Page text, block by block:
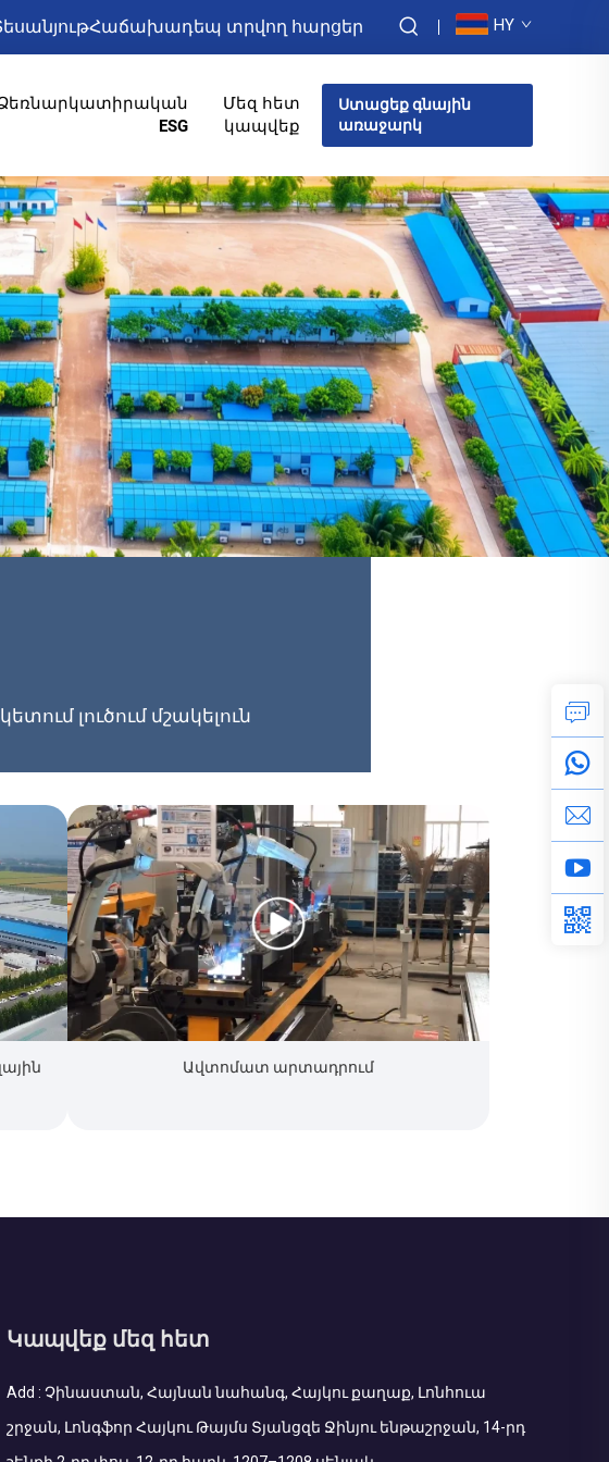
Հաճախադեպ տրվող հարցեր HY
ESG
Մեզ հետ
կապվեք
Ստացեք գնային
առաջարկ
լուծում մշակելուն
Ավտոմատ արտադրում
Կապվեք մեզ հետ
Add : Չինաստան, Հայնան նահանգ, Հայկու քաղաք, Լոնհուա
շրջան, Լոնգֆոր Հայկու Թայմս Տյանցզե Ջինյու ենթաշրջան, 14-րդ